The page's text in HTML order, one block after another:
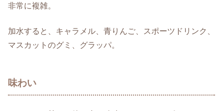
非常に複雑。
加水すると、キャラメル、青りんご、スポーツドリンク、
マスカットのグミ、グラッパ。
味わい